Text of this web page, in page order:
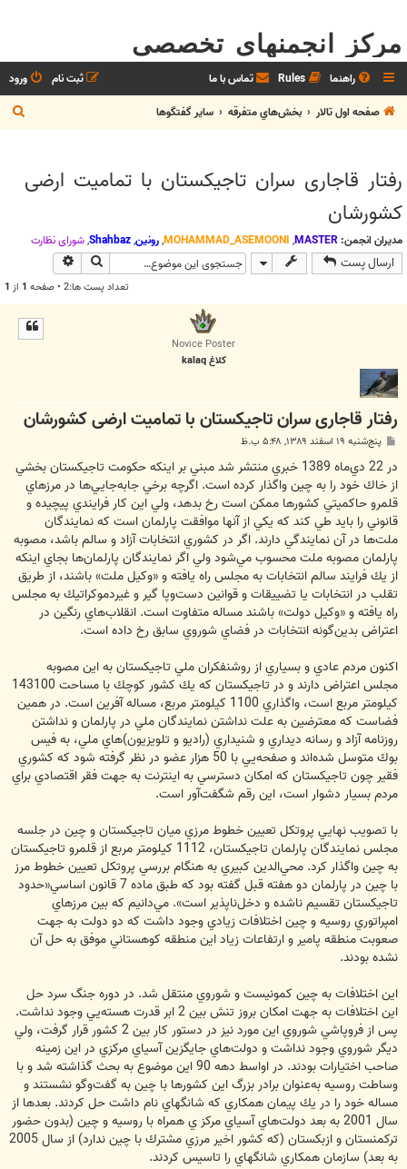
مرکز انجمنهای تخصصی
راهنما Rules تماس با ما ورود
ثبت نام
صفحه اول تالار
بخش‌‌هاي متفرقه ساير گفتگوها
س
رفتار قاجاری سران تاجیکستان با تمامیت ارضی
کشورشان
مدیران انجمن: MASTER
,
MOHAMMAD_ASEMOONI
,رونین,
Shahbaz
,شوراي نظارت
ارسال پست جستجو
تعداد پست ها:2 • صفحه 1 از 1
Novice Poster
کلاغ kalaq
رفتار قاجاری سران تاجیکستان با تمامیت ارضی کشورشان
س
ت
پنج‌شنبه ۱۹ اسفند ۱۳۸۹, ۵:۴۸ ب.ظ
در 22 دي‌ماه 1389 خبري منتشر شد مبني بر اينكه حكومت تاجيكستان بخشي
از خاك خود را به چين واگذار كرده است. اگرچه برخي جابه‌جايي‌ها در مرزهاي
قلمرو حاكميتي كشورها ممكن است رخ بدهد، ولي اين كار فرايندي پيچيده و
قانوني را بايد طي كند كه يكي از آنها موافقت پارلمان است كه نمايندگان
ملت‌ها در آن نمايندگي دارند. اگر در كشوري انتخابات آزاد و سالم باشد، مصوبه
پارلمان مصوبه ملت محسوب مي‌شود ولي اگر نمايندگان پارلمان‌ها بجاي اينكه
از يك فرايند سالم انتخابات به مجلس راه يافته و «وكيل ملت» باشند، از طريق
تقلب در انتخابات يا تضييقات و قوانين دست‌و‌‌پا گير و غيردموكراتيك به مجلس
راه يافته و «وكيل دولت» باشند مساله متفاوت است. انقلاب‌هاي رنگين در
اعتراض بدين‌گونه انتخابات در فضاي شوروي سابق رخ داده است.
اكنون مردم عادي و بسياري از روشنفكران ملي تاجيكستان به اين مصوبه
مجلس اعتراض دارند و در تاجيكستان كه يك كشور كوچك با مساحت 143100
كيلومتر مربع است، واگذاري 1100 كيلومتر مربع، مساله آفرين است. در همين
فضاست كه معترضين به علت نداشتن نمايندگان ملي در پارلمان و نداشتن
روزنامه آزاد و رسانه ديداري و شنيداري (راديو و تلويزيون)‌هاي ملي، به فيس
بوك متوسل شده‌اند و صفحه‌يي با 50 هزار عضو در نظر گرفته شود كه كشوري
فقير چون تاجيكستان كه امكان دسترسي به اينترنت به جهت فقر اقتصادي براي
مردم بسيار دشوار است، اين رقم شگفت‌آور است.
با تصويب نهايي پروتكل تعيين خطوط مرزي ميان تاجيكستان و چين در جلسه
مجلس نمايندگان پارلمان تاجيكستان، 1112 كيلومتر مربع از قلمرو تاجيكستان
به چين واگذار كرد. محي‌الدين كبيري به هنگام بررسي پروتكل تعيين خطوط مرز
با چين در پارلمان دو هفته قبل گفته بود كه طبق ماده 7 قانون اساسي«حدود
تاجيكستان تقسيم ناشده و دخل‌ناپذير است». مي‌دانيم كه بين مرزهاي
امپراتوري روسيه و چين اختلافات زيادي وجود داشت كه دو دولت به جهت
صعوبت منطقه پامير و ارتفاعات زياد اين منطقه كوهستاني موفق به حل آن
نشده بودند.
اين اختلافات به چين كمونيست و شوروي منتقل شد. در دوره جنگ سرد حل
اين اختلافات به جهت امكان بروز تنش بين 2 ابر قدرت هسته‌يي وجود نداشت.
پس از فروپاشي شوروي اين مورد نيز در دستور كار بين 2 كشور قرار گرفت، ولي
ديگر شوروي وجود نداشت و دولت‌هاي جايگزين آسياي مركزي در اين زمينه
صاحب اختيارات بودند. در اواسط دهه 90 اين موضوع به بحث گذاشته شد و با
وساطت روسيه به‌عنوان برادر بزرگ اين كشورها با چين به گفت‌وگو نشستند و
مساله خود را در يك پيمان همكاري كه شانگهاي نام داشت حل کردند. بعدها از
سال 2001 به بعد دولت‌هاي آسياي مركز ي همراه با روسيه و چين (بدون حضور
تركمنستان و ازبكستان (كه كشور اخير مرزي مشترك با چين ندارد) از سال 2005
به بعد) سازمان همكاري شانگهاي را تاسيس كردند.